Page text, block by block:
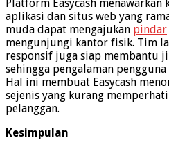
Platform Easycash menawarkan
aplikasi dan situs web yang
muda dapat mengajukan pindar
mengunjungi kantor fisik. Tim
responsif juga siap membantu
sehingga pengalaman
Hal ini membuat Easycash
sejenis yang kurang
pelanggan.
Kesimpulan